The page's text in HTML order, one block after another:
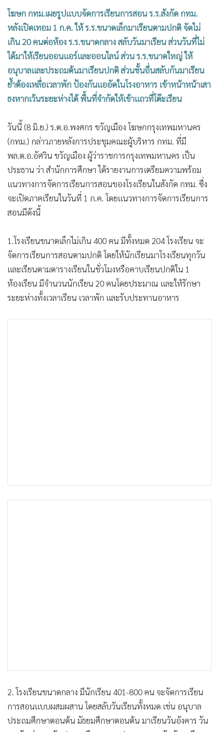
•
จีน
• ชุมชน-คุณภาพชีวิต
• อาชญากรรม
• Motoring
• เกม
• วิทยาศาสตร์
• หุ้น
• อินโดจีน
• กองทุนรวม
• Celeb Online
• Factcheck
• ญี่ปุ่น
• News1
Gotomanager
โฆษก กทม.เผยรูปแบบจัดการเรียนการสอน ร.ร.สังกัด กทม.
หลังเปิดเทอม 1 ก.ค. ให้ ร.ร.ขนาดเล็กมาเรียนตามปกติ จัดไม่
เกิน 20 คนต่อห้อง ร.ร.ขนาดกลาง สลับวันมาเรียน ส่วนวันที่ไม่
ได้มาให้เรียนออนแอร์และออนไลน์ ส่วน ร.ร.ขนาดใหญ่ ให้
อนุบาลและประถมต้นมาเรียนปกติ ส่วนชั้นอื่นสลับกันมาเรียน
ย้ำต้องเหลื่อเวลาพัก ป้องกันแออัดในโรงอาหาร เข้าหน้าหน้าเสา
ธงหากเว้นระยะห่างได้ พื้นที่จำกัดให้เข้าแถวที่โต๊ะเรียน
วันนี้ (8 มิ.ย.) ร.ต.อ.พงศกร ขวัญเมือง โฆษกกรุงเทพมหานคร
(กทม.) กล่าวภายหลังการประชุมคณะผู้บริหาร กทม. ที่มี
พล.ต.อ.อัศวิน ขวัญเมือง ผู้ว่าราชการกรุงเทพมหานคร เป็น
ประธาน ว่า สำนักการศึกษา ได้รายงานการเตรียมความพร้อม
แนวทางการจัดการเรียนการสอนของโรงเรียนในสังกัด กทม. ซึ่ง
จะเปิดภาคเรียนในวันที่ 1 ก.ค. โดยแนวทางการจัดการเรียนการ
สอนมีดังนี้
1.โรงเรียนขนาดเล็กไม่เกิน 400 คน มีทั้งหมด 204 โรงเรียน จะ
จัดการเรียนการสอนตามปกติ โดยให้นักเรียนมาโรงเรียนทุกวัน
และเรียนตามตารางเรียนในชั่วโมงหรือคาบเรียนปกติใน 1
ห้องเรียน มีจำนวนนักเรียน 20 คนโดยประมาณ และให้รักษา
ระยะห่างทั้งเวลาเรียน เวลาพัก และรับประทานอาหาร
2. โรงเรียนขนาดกลาง มีนักเรียน 401-800 คน จะจัดการเรียน
การสอนแบบผสมผสาน โดยสลับวันเรียนทั้งหมด เช่น อนุบาล
ประถมศึกษาตอนต้น มัธยมศึกษาตอนต้น มาเรียนวันอังคาร วัน